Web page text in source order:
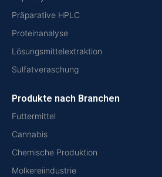
Präparative HPLC
Proteinanalyse
Lösungsmittelextraktion
Sulfatveraschung
Produkte nach Branchen
Futtermittel
Cannabis
Chemische Produktion
Molkereiindustrie